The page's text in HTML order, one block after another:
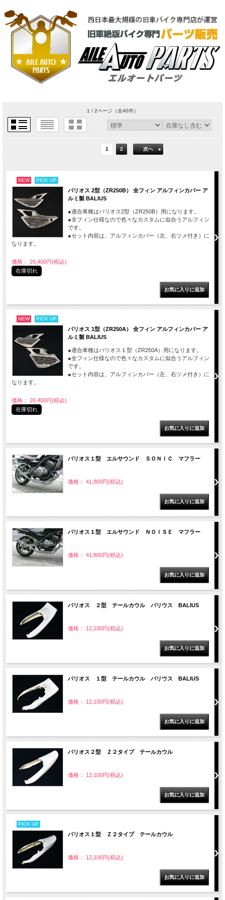
1 / 2ページ（全40件）
1 2 次へ
NEW PICK UP
バリオス 2型（ZR250B） 全フィン アルフィンカバー ア
ルミ製 BALIUS
●適合車種はバリオス2型（ZR250B）用になります。
●全フィン仕様なので色々なカスタムに似合うアルフィン
です。
●セット内容は、アルフィンカバー（左、右ツメ付き）に
なります。
価格： 26,400円(税込)
在庫切れ
NEW PICK UP
バリオス 1型（ZR250A） 全フィン アルフィンカバー ア
ルミ製 BALIUS
●適合車種はバリオス１型（ZR250A）用になります。
●全フィン仕様なので色々なカスタムに似合うアルフィン
です。
●セット内容は、アルフィンカバー（左、右ツメ付き）に
なります。
価格： 26,400円(税込)
在庫切れ
バリオス１型 エルサウンド ＳＯＮＩＣ マフラー
価格： 41,800円(税込)
バリオス１型 エルサウンド ＮＯＩＳＥ マフラー
価格： 41,800円(税込)
バリオス ２型 テールカウル バリウス BALIUS
価格： 12,100円(税込)
バリオス １型 テールカウル バリウス BALIUS
価格： 12,100円(税込)
バリオス２型 Ｚ２タイプ テールカウル
価格： 12,100円(税込)
PICK UP
バリオス１型 Ｚ２タイプ テールカウル
価格： 12,100円(税込)